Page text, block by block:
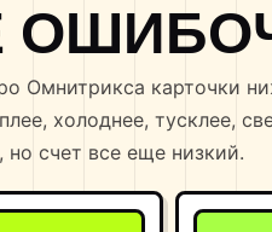
Омнитрикса карточки
холоднее, тусклее,
но счет все еще низкий.